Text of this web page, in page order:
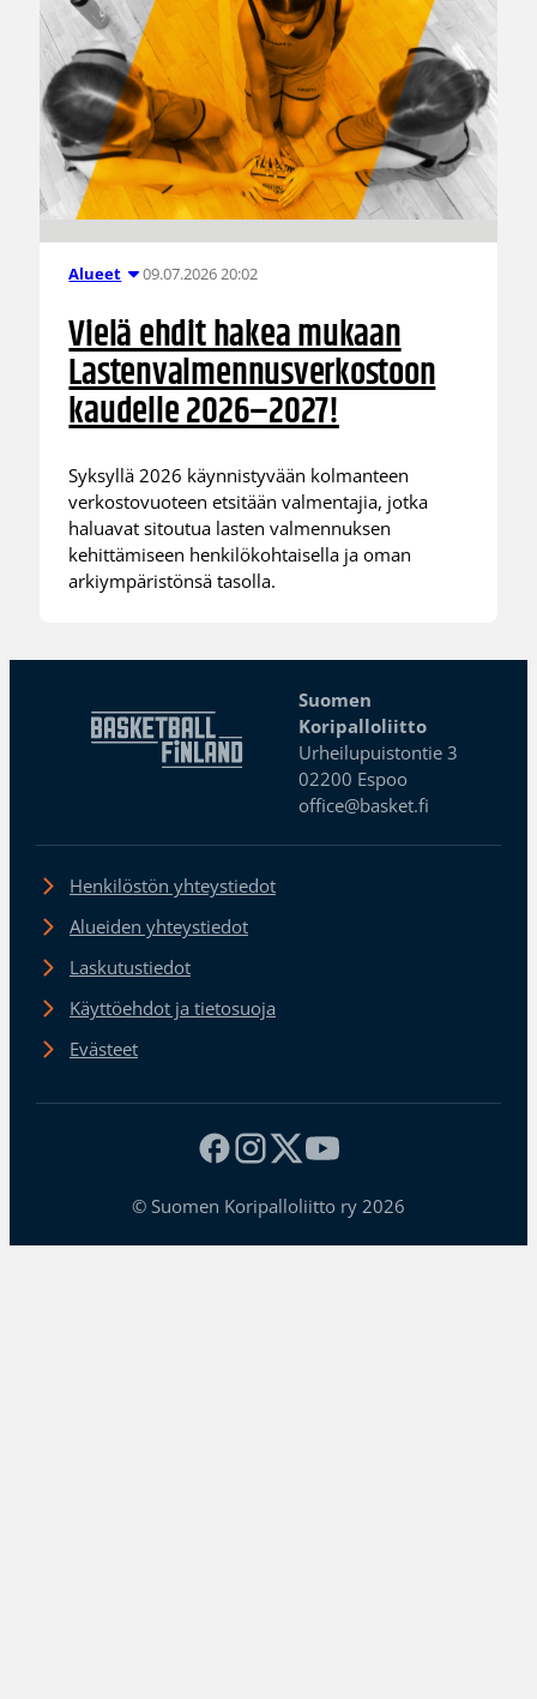
Alueet 09.07.2026 20:02
Vielä ehdit hakea mukaan
Lastenvalmennusverkostoon
kaudelle 2026–2027!
Syksyllä 2026 käynnistyvään kolmanteen
verkostovuoteen etsitään valmentajia, jotka
haluavat sitoutua lasten valmennuksen
kehittämiseen henkilökohtaisella ja oman
arkiympäristönsä tasolla.
Suomen
Koripalloliitto
Urheilupuistontie 3
02200 Espoo
office@basket.fi
Henkilöstön yhteystiedot
Alueiden yhteystiedot
Laskutustiedot
Käyttöehdot ja tietosuoja
Evästeet
© Suomen Koripalloliitto ry 2026